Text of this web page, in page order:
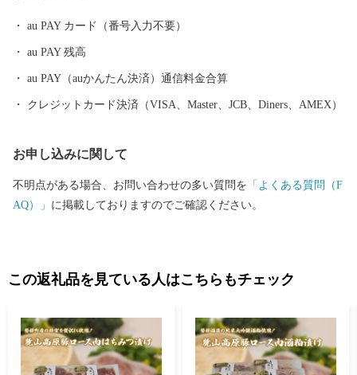
境をつくり、人口減少という課題に対応していきます。 さら
ウンテン』をはじめ、地域資源を生かしたレジャーアクティビテ
ィやイベント等によって、皆様をお迎えいたします。 ふるさと
納税をきっかけに磐梯町を訪れていただいた際には、皆様からの
au PAY カード（番号入力不要）
au PAY 残高
au PAY（auかんたん決済）通信料金合算
クレジットカード決済（VISA、Master、JCB、Diners、AMEX）
お申し込みに関して
不明点がある場合、お問い合わせの多い質問を 「よくある質問（F
AQ）」 に掲載しておりますのでご確認ください。
この返礼品を見ている人はこちらもチェック